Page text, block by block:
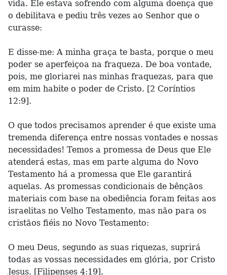
vida. Ele estava sofrendo com alguma doença que
o debilitava e pediu três vezes ao Senhor que o
curasse:
E disse-me: A minha graça te basta, porque o meu
poder se aperfeiçoa na fraqueza. De boa vontade,
pois, me gloriarei nas minhas fraquezas, para que
em mim habite o poder de Cristo. [2 Coríntios
12:9].
O que todos precisamos aprender é que existe uma
tremenda diferença entre nossas vontades e nossas
necessidades! Temos a promessa de Deus que Ele
atenderá estas, mas em parte alguma do Novo
Testamento há a promessa que Ele garantirá
aquelas. As promessas condicionais de bênçãos
materiais com base na obediência foram feitas aos
israelitas no Velho Testamento, mas não para os
cristãos fiéis no Novo Testamento:
O meu Deus, segundo as suas riquezas, suprirá
todas as vossas necessidades em glória, por Cristo
Jesus. [Filipenses 4:19].